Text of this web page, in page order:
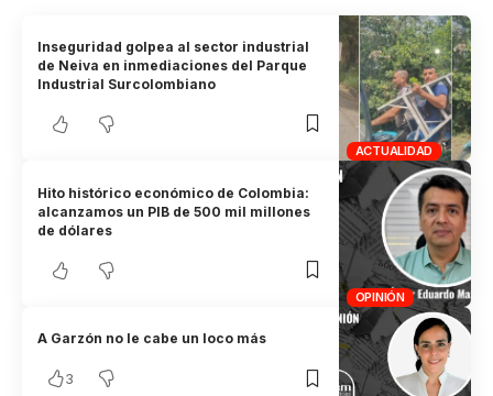
ACTUALIDAD
Inseguridad golpea al sector industrial
de Neiva en inmediaciones del Parque
Industrial Surcolombiano
OPINIÓN
Hito histórico económico de Colombia:
alcanzamos un PIB de 500 mil millones
de dólares
A Garzón no le cabe un loco más
3